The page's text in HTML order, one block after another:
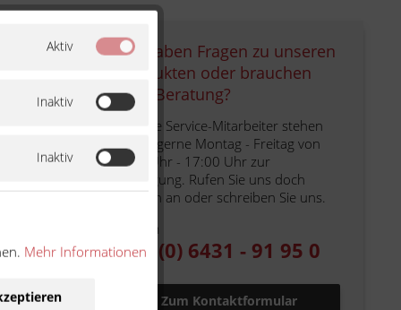
Sie haben Fragen zu unseren
Produkten oder brauchen
eine Beratung?
Unsere Service-Mitarbeiter stehen
Ihnen gerne Montag - Freitag von
9:00 Uhr - 17:00 Uhr zur
Verfügung. Rufen Sie uns doch
einfach an oder schreiben Sie uns.
Telefon
+49 (0) 6431 - 91 95 0
Zum Kontaktformular
Aktiv
Inaktiv
Inaktiv
Mehr Informationen